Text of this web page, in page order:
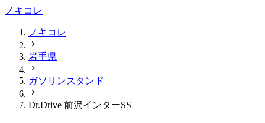
ノキコレ
ノキコレ
岩手県
ガソリンスタンド
Dr.Drive 前沢インターSS